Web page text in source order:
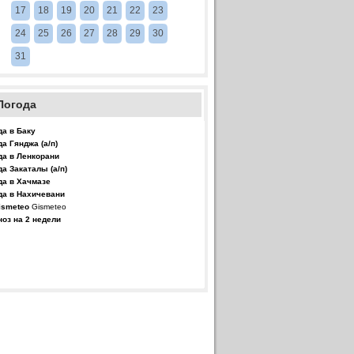
17 18 19 20 21 22 23
24 25 26 27 28 29 30
31
в Баку
Гянджа (а/п)
в Ленкорани
Закаталы (а/п)
в Хачмазе
в Нахичевани
Gismeteo
на 2 недели